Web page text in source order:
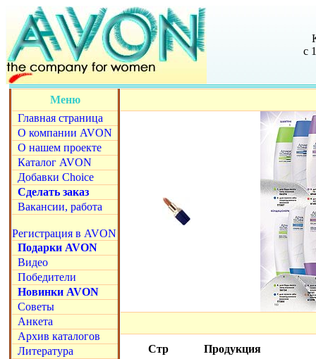
с
Меню
Главная страница
О компании AVON
О нашем проекте
Каталог AVON
Добавки Choice
Сделать заказ
Вакансии, работа
Регистрация в AVON
Подарки AVON
Видео
Победители
Новинки AVON
Советы
Анкета
Архив каталогов
Литература
Стр
Продукция